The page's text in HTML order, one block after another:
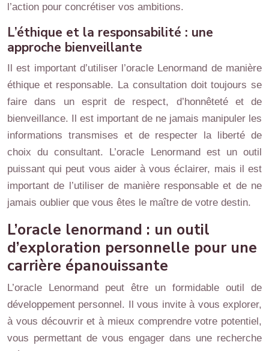
l’action pour concrétiser vos ambitions.
L’éthique et la responsabilité : une
approche bienveillante
Il est important d’utiliser l’oracle Lenormand de manière
éthique et responsable. La consultation doit toujours se
faire dans un esprit de respect, d’honnêteté et de
bienveillance. Il est important de ne jamais manipuler les
informations transmises et de respecter la liberté de
choix du consultant. L’oracle Lenormand est un outil
puissant qui peut vous aider à vous éclairer, mais il est
important de l’utiliser de manière responsable et de ne
jamais oublier que vous êtes le maître de votre destin.
L’oracle lenormand : un outil
d’exploration personnelle pour une
carrière épanouissante
L’oracle Lenormand peut être un formidable outil de
développement personnel. Il vous invite à vous explorer,
à vous découvrir et à mieux comprendre votre potentiel,
vous permettant de vous engager dans une recherche